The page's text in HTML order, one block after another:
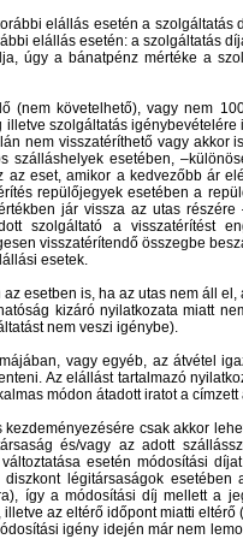
elállás esetén a szolgáltatás
elállás esetén: a szolgáltatás
úgy a bánatpénz mértéke a
(nem követelhető), vagy nem
szolgáltatás
nem visszatéríthető vagy akkor
szálláshelyek esetében,
eset, amikor a kedvezőbb ár
repülőjegyek esetében a
jár vissza az utas részére
szolgáltató a visszatérítést
visszatérítendő összegbe
esetek.
esetben is, ha az utas nem áll
kizáró nyilatkozata miatt
nem veszi igénybe).
vagy egyéb, az átvétel
Az elállást tartalmazó
módon átadott iratot a címzett
csak akkor
és/vagy az adott
esetén módosítási
légitársaságok esetében
így a módosítási díj mellett a
az eltérő időpont miatti eltérő
igény idején már nem